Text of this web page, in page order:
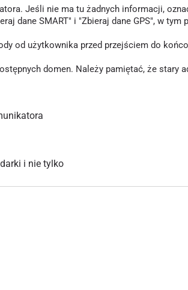
Jeśli nie ma tu żadnych informacji,
dane SMART" i "Zbieraj dane GPS", w
od użytkownika przed przejściem do
domen. Należy pamiętać, że stary
i nie tylko